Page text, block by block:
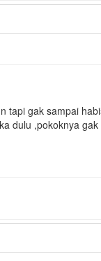
tapi gak sampai
dulu ,pokoknya